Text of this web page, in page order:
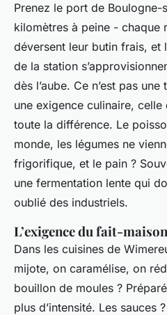
Prenez le port de Boulogne-
kilomètres à peine - chaque
déversent leur butin frais, et
de la station
dès l’aube. Ce n’est pas
une exigence culinaire, celle
toute la différence. Le
monde, les légumes ne
frigorifique, et le pain ?
une fermentation lente qui
oublié des industriels.
L’exigence du fait-
Dans les cuisines de
mijote, on caramélise, on
bouillon de moules ?
plus d’intensité. Les sauces